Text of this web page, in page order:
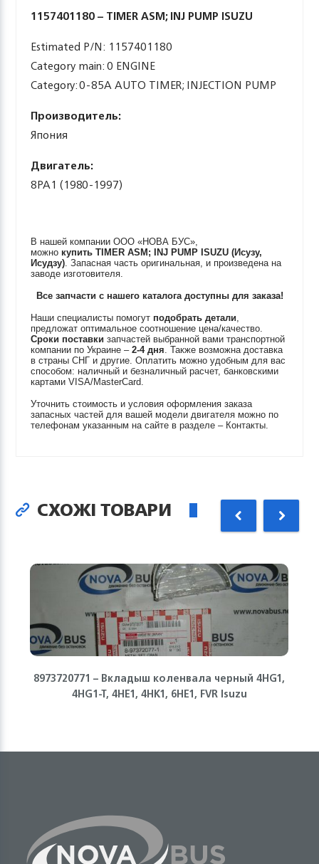
1157401180 – TIMER ASM; INJ PUMP ISUZU
Estimated P/N: 1157401180
Category main: 0 ENGINE
Category: 0-85A AUTO TIMER; INJECTION PUMP
Производитель:
Япония
Двигатель:
8PA1 (1980-1997)
В нашей компании ООО «НОВА БУС»,
можно купитьTIMER ASM; INJ PUMP ISUZU (Исузу,
Исудзу). Запасная часть оригинальная, и произведена на
заводе изготовителя.
Все запчасти с нашего каталога доступны для заказа!
Наши специалисты помогут подобрать детали,
предложат оптимальное соотношение цена/качество.
Сроки поставки запчастей выбранной вами транспортной
компании по Украине –2-4 дня. Также возможна доставка
в страны СНГ и другие. Оплатить можно удобным для вас
способом: наличный и безналичный расчет, банковскими
картами VISA/MasterCard.
Уточнить стоимость и условия оформления заказа
запасных частей для вашей модели двигателя можно по
телефонам указанным на сайте в разделе – Контакты.
СХОЖІ ТОВАРИ
8973720771 – Вкладыш коленвала черный 4HG1,
4HG1-T, 4HE1, 4HK1, 6НЕ1, FVR Isuzu